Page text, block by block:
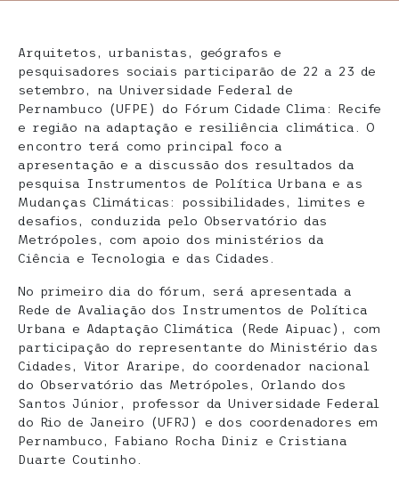
Arquitetos, urbanistas, geógrafos e
pesquisadores sociais participarão de 22 a 23 de
setembro, na Universidade Federal de
Pernambuco (UFPE) do Fórum Cidade Clima: Recife
e região na adaptação e resiliência climática. O
encontro terá como principal foco a
apresentação e a discussão dos resultados da
pesquisa Instrumentos de Política Urbana e as
Mudanças Climáticas: possibilidades, limites e
desafios, conduzida pelo Observatório das
Metrópoles, com apoio dos ministérios da
Ciência e Tecnologia e das Cidades.
No primeiro dia do fórum, será apresentada a
Rede de Avaliação dos Instrumentos de Política
Urbana e Adaptação Climática (Rede Aipuac), com
participação do representante do Ministério das
Cidades, Vitor Araripe, do coordenador nacional
do Observatório das Metrópoles, Orlando dos
Santos Júnior, professor da Universidade Federal
do Rio de Janeiro (UFRJ) e dos coordenadores em
Pernambuco, Fabiano Rocha Diniz e Cristiana
Duarte Coutinho.